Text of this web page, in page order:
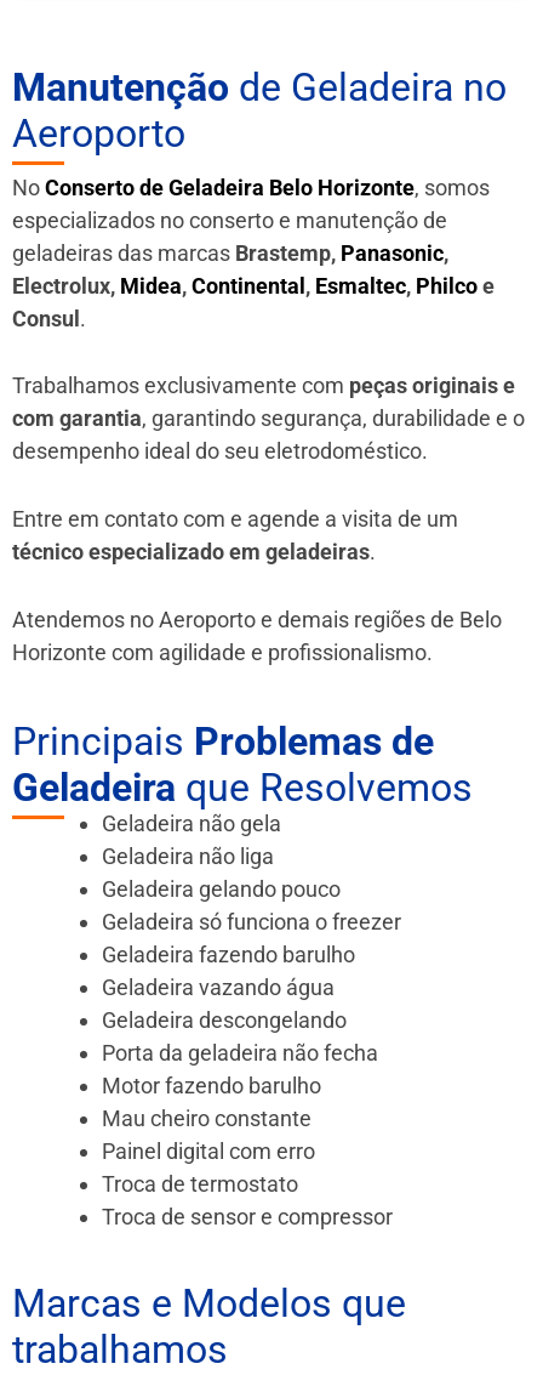
Manutenção de Geladeira no
Aeroporto
NoConserto de Geladeira Belo Horizonte, somos
especializados no conserto e manutenção de
geladeiras das marcas Brastemp, Panasonic,
Electrolux, Midea,Continental, Esmaltec, Philcoe
Consul.
Trabalhamos exclusivamente com peças originais e
com garantia, garantindo segurança, durabilidade e o
desempenho ideal do seu eletrodoméstico.
Entre em contato com e agende a visita de um
técnico especializado em geladeiras.
Atendemos no Aeroporto e demais regiões de Belo
Horizonte com agilidade e profissionalismo.
Principais Problemas de
Geladeira que Resolvemos
Geladeira não gela
Geladeira não liga
Geladeira gelando pouco
Geladeira só funciona o freezer
Geladeira fazendo barulho
Geladeira vazando água
Geladeira descongelando
Porta da geladeira não fecha
Motor fazendo barulho
Mau cheiro constante
Painel digital com erro
Troca de termostato
Troca de sensor e compressor
Marcas e Modelos que
trabalhamos